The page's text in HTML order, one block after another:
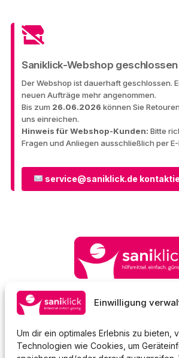
Einwilligung
Um dir ein optimales Erlebnis zu bieten,
Technologien wie Cookies, um
Saniklick-Webshop geschlossen
Der Webshop ist dauerhaft geschlossen.
neuen Aufträge mehr angenommen.
Bis zum 26.06.2026 können Sie
uns einreichen.
Hinweis für Webshop-Kunden: Bitte
Fragen und Anliegen ausschließlich per
service@saniklick.de
Service
Beratung
Hausbesuche
Reperatur-Service